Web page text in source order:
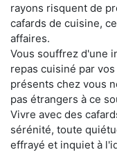
rayons risquent de
cafards de cuisine,
affaires.
Vous souffrez d'une
repas cuisiné par
présents chez vous
pas étrangers à ce
Vivre avec des
sérénité, toute
effrayé et inquiet à